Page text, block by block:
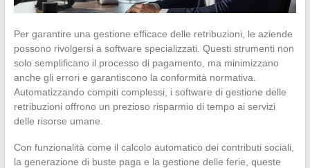
Per garantire una gestione efficace delle retribuzioni, le aziende
possono rivolgersi a software specializzati. Questi strumenti non
solo semplificano il processo di pagamento, ma minimizzano
anche gli errori e garantiscono la conformità normativa.
Automatizzando compiti complessi, i software di gestione delle
retribuzioni offrono un prezioso risparmio di tempo ai servizi
delle risorse umane.
Con funzionalità come il calcolo automatico dei contributi sociali,
la generazione di buste paga e la gestione delle ferie, queste